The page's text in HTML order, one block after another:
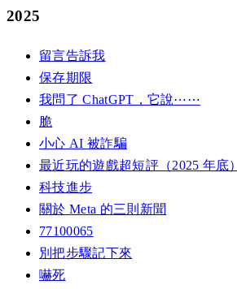
2025
留言告訴我
保存期限
我問了 ChatGPT，它說⋯⋯
脆
小心 AI 被詐騙
最近玩的遊戲超短評（2025 年底）
科技進步
關於 Meta 的三則新聞
77100065
別把步驟記下來
嚇死